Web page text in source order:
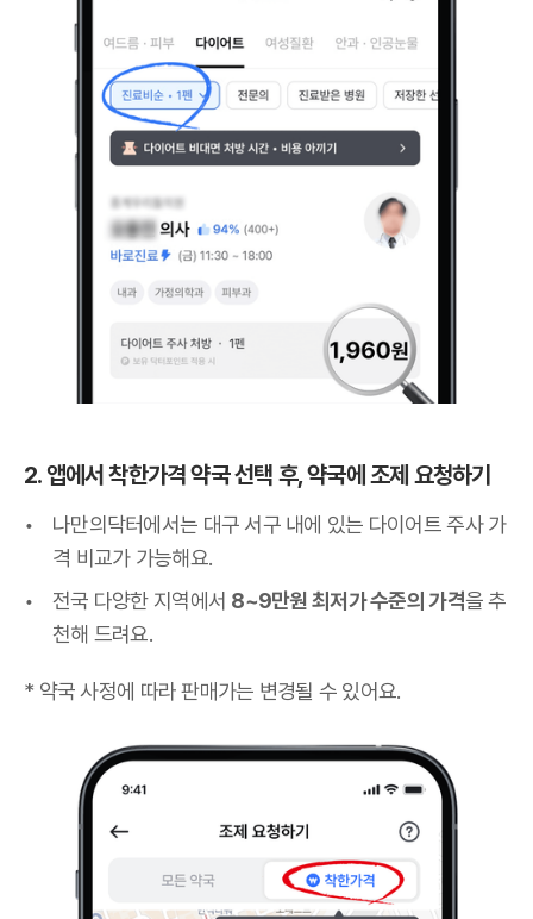
2. 앱에서 착한가격 약국 선택 후, 약국에 조제 요청하기
나만의닥터에서는 대구 서구 내에 있는 다이어트 주사 가
격 비교가 가능해요.
전국 다양한 지역에서 8~9만원 최저가 수준의 가격을 추
천해 드려요.
* 약국 사정에 따라 판매가는 변경될 수 있어요.